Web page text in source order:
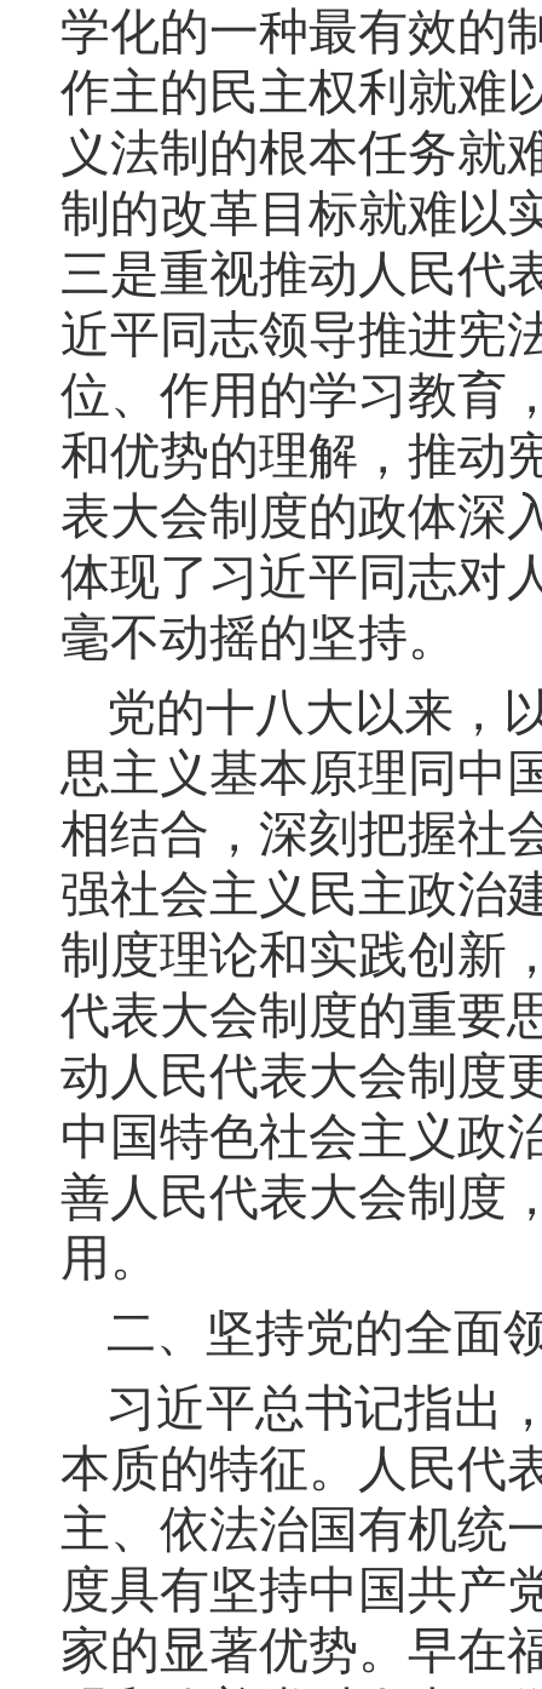
学化的一种最有效的
作主的民主权利就难
义法制的根本任务就
制的改革目标就难以
三是重视推动人民代
近平同志领导推进宪
位、作用的学习教育
和优势的理解，推动
表大会制度的政体深
体现了习近平同志对
毫不动摇的坚持。
党的十八大以来，
思主义基本原理同中
相结合，深刻把握社
强社会主义民主政治
制度理论和实践创新
代表大会制度的重要
动人民代表大会制度
中国特色社会主义政
善人民代表大会制度
用。
二、坚持党的全面
习近平总书记指出
本质的特征。人民代
主、依法治国有机统
度具有坚持中国共产
家的显著优势。早在